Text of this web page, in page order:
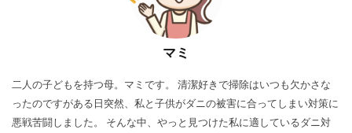
マミ
二人の子どもを持つ母。マミです。 清潔好きで掃除はいつも欠かさな
ったのですがある日突然、私と子供がダニの被害に合ってしまい対策に
悪戦苦闘しました。 そんな中、やっと見つけた私に適しているダニ対